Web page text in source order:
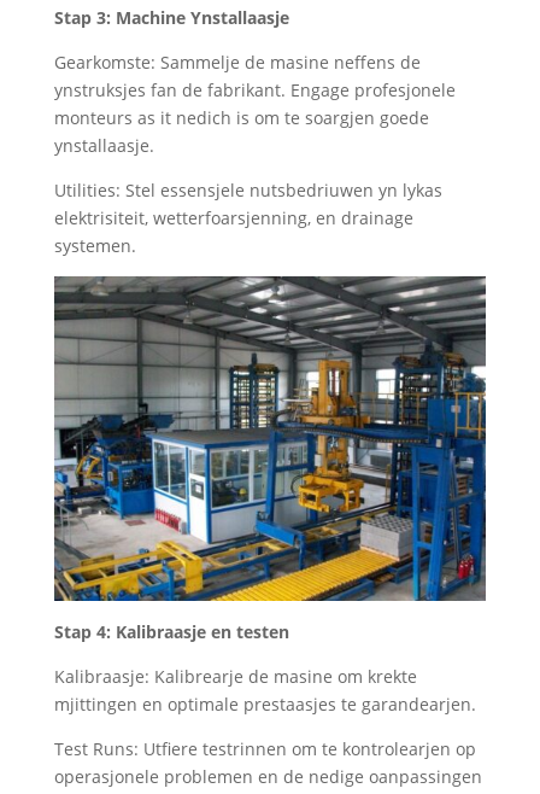
Stap 3: Machine Ynstallaasje
Gearkomste: Sammelje de masine neffens de
ynstruksjes fan de fabrikant. Engage profesjonele
monteurs as it nedich is om te soargjen goede
ynstallaasje.
Utilities: Stel essensjele nutsbedriuwen yn lykas
elektrisiteit, wetterfoarsjenning, en drainage
systemen.
Stap 4: Kalibraasje en testen
Kalibraasje: Kalibrearje de masine om krekte
mjittingen en optimale prestaasjes te garandearjen.
Test Runs: Utfiere testrinnen om te kontrolearjen op
operasjonele problemen en de nedige oanpassingen